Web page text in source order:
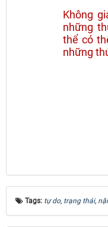
Không
những
thể có
những
Tags: tự do, trạng thái,